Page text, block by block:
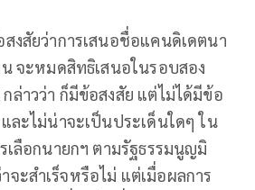
งสัยว่าการเสนอชื่อแคนดิเดตนา
จะหมดสิทธิเสนอในรอบสอง
ล่าวว่า ก็มีข้อสงสัย แต่ไม่ได้มีข้อ
ละไม่น่าจะเป็นประเด็นใดๆ ใน
เลือกนายกฯ ตามรัฐธรรมนูญมิ
ะสำเร็จหรือไม่ แต่เมื่อผลการ